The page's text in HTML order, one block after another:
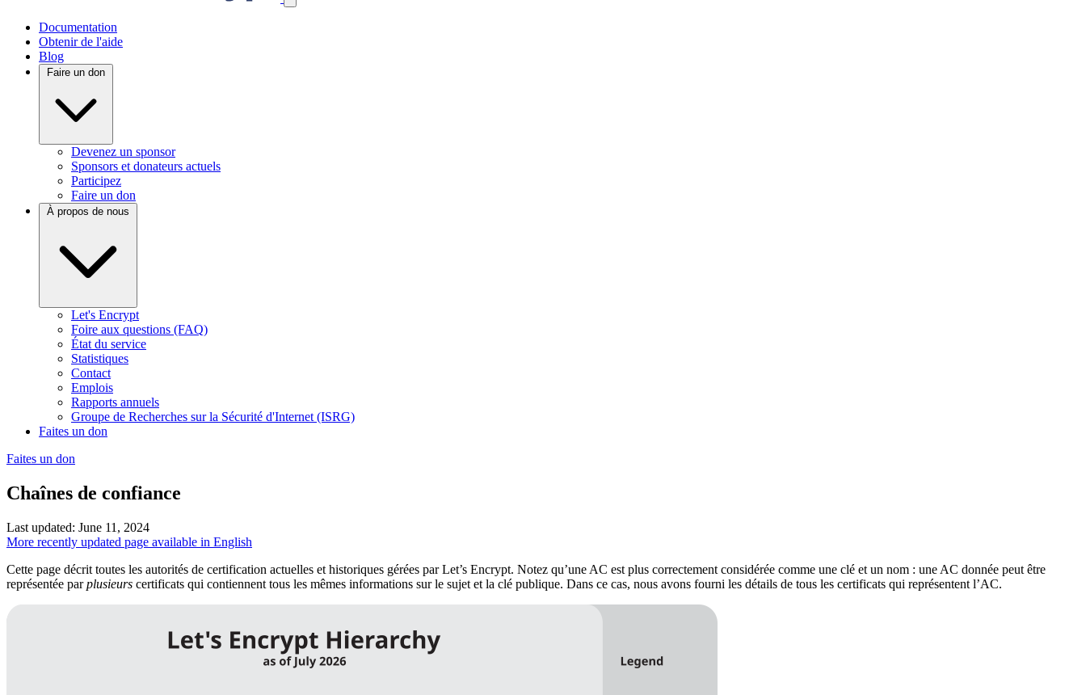
Documentation
Obtenir de l'aide
Blog
Faire un don
Devenez un sponsor
Sponsors et donateurs actuels
Participez
Faire un don
À propos de nous
Let's Encrypt
Foire aux questions (FAQ)
État du service
Statistiques
Contact
Emplois
Rapports annuels
Groupe de Recherches sur la Sécurité d'Internet (ISRG)
Faites un don
Faites un don
Chaînes de confiance
Last updated: June 11, 2024
More recently updated page available in English
Cette page décrit toutes les autorités de certification actuelles et historiques gérées par Let’s Encrypt. Notez qu’une AC est plus correctement considérée comme une clé et un nom : une AC donnée peut être
représentée parplusieurs certificats qui contiennent tous les mêmes informations sur le sujet et la clé publique. Dans ce cas, nous avons fourni les détails de tous les certificats qui représentent l’AC.